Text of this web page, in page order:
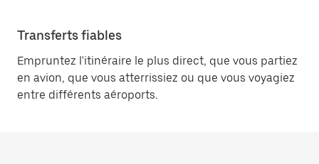
Transferts fiables
Empruntez l'itinéraire le plus direct, que vous partiez
en avion, que vous atterrissiez ou que vous voyagiez
entre différents aéroports.